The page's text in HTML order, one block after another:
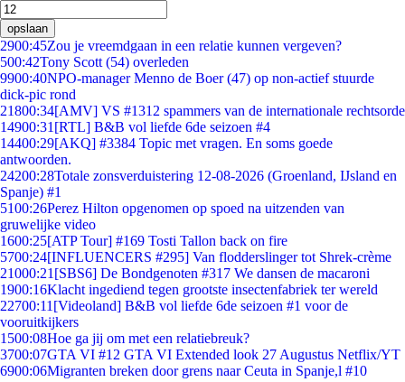
opslaan
2900:45Zou je vreemdgaan in een relatie kunnen vergeven?
500:42Tony Scott (54) overleden
9900:40NPO-manager Menno de Boer (47) op non-actief stuurde
dick-pic rond
21800:34[AMV] VS #1312 spammers van de internationale rechtsorde
14900:31 [RTL] B&B vol liefde 6de seizoen #4
14400:29[AKQ] #3384 Topic met vragen. En soms goede
antwoorden.
24200:28Totale zonsverduistering 12-08-2026 (Groenland, IJsland en
Spanje) #1
5100:26Perez Hilton opgenomen op spoed na uitzenden van
gruwelijke video
1600:25[ATP Tour] #169 Tosti Tallon back on fire
5700:24[INFLUENCERS #295] Van flodderslinger tot Shrek-crème
21000:21 [SBS6] De Bondgenoten #317 We dansen de macaroni
1900:16Klacht ingediend tegen grootste insectenfabriek ter wereld
22700:11 [Videoland] B&B vol liefde 6de seizoen #1 voor de
vooruitkijkers
1500:08Hoe ga jij om met een relatiebreuk?
3700:07GTA VI #12 GTA VI Extended look 27 Augustus Netflix/YT
6900:06Migranten breken door grens naar Ceuta in Spanje,l #10